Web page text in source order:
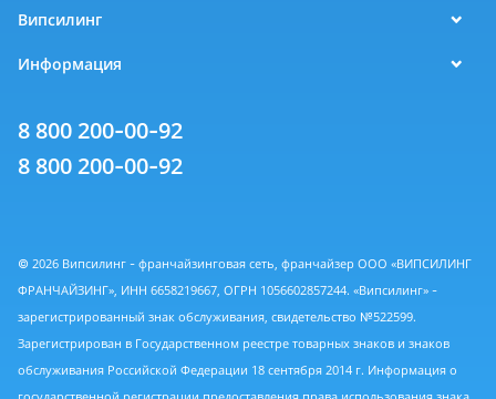
Випсилинг
Информация
8 800 200-00-92
8 800 200-00-92
© 2026 Випсилинг - франчайзинговая сеть, франчайзер ООО «ВИПСИЛИНГ
ФРАНЧАЙЗИНГ», ИНН 6658219667, ОГРН 1056602857244. «Випсилинг» -
зарегистрированный знак обслуживания, свидетельство №522599.
Зарегистрирован в Государственном реестре товарных знаков и знаков
обслуживания Российской Федерации 18 сентября 2014 г. Информация о